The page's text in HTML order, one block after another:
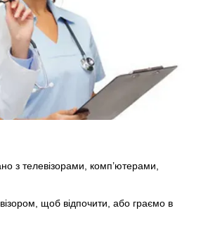
з телевізорами, комп’ютерами,
щоб відпочити, або граємо в